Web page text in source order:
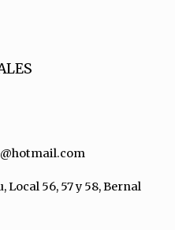
Local 56, 57 y 58, Bernal